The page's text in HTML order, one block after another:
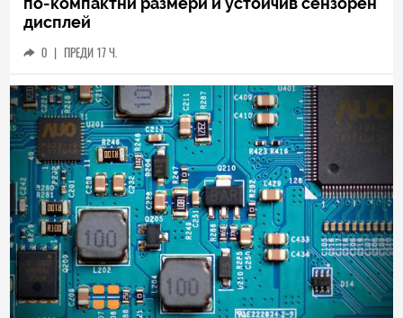
дисплей
0 | ПРЕДИ 17 Ч.